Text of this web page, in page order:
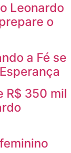
Leonardo
o
a Fé se
R$ 350 mil